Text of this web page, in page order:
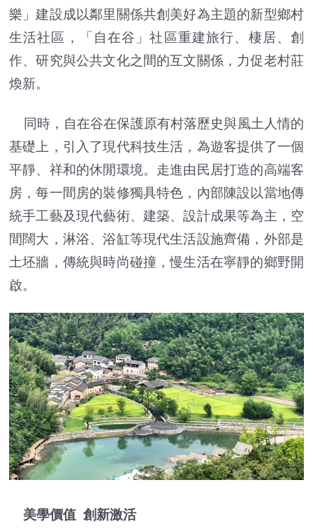
樂」建設成以鄰里關係共創美好為主題的新型鄉村
生活社區，「自在谷」社區重建旅行、棲居、創
作、研究與公共文化之間的互文關係，力促老村莊
煥新。
同時，自在谷在保護原有村落歷史與風土人情的
基礎上，引入了現代科技生活，為遊客提供了一個
平靜、祥和的休閒環境。走進由民居打造的高端客
房，每一間房的裝修獨具特色，內部陳設以當地傳
統手工藝及現代藝術、建築、設計成果等為主，空
間闊大，淋浴、浴缸等現代生活設施齊備，外部是
土坯牆，傳統與時尚碰撞，慢生活在寧靜的鄉野開
啟。
美學價值 創新激活